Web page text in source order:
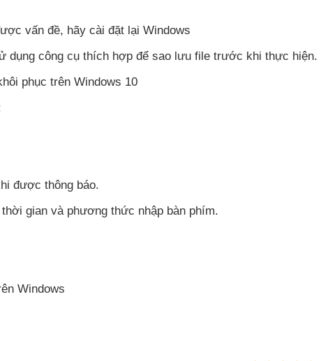
vấn đề, hãy cài đặt lại Windows
dụng công cụ thích hợp để sao lưu file trước khi thực hiện.
phục trên Windows 10
được thông báo.
thời gian và phương thức nhập bàn phím.